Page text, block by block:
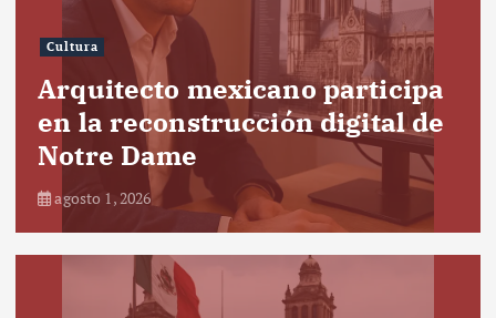
Cultura
Arquitecto mexicano participa
en la reconstrucción digital de
Notre Dame
agosto 1, 2026